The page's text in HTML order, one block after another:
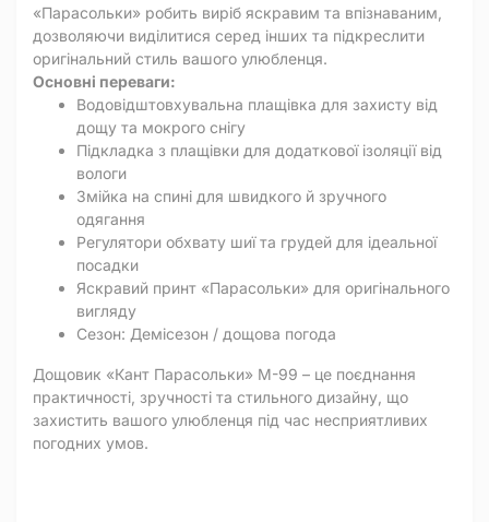
«Парасольки» робить виріб яскравим та впізнаваним,
дозволяючи виділитися серед інших та підкреслити
оригінальний стиль вашого улюбленця.
Основні переваги:
Водовідштовхувальна плащівка для захисту від
дощу та мокрого снігу
Підкладка з плащівки для додаткової ізоляції від
вологи
Змійка на спині для швидкого й зручного
одягання
Регулятори обхвату шиї та грудей для ідеальної
посадки
Яскравий принт «Парасольки» для оригінального
вигляду
Сезон: Демісезон / дощова погода
Дощовик «Кант Парасольки» M-99 – це поєднання
практичності, зручності та стильного дизайну, що
захистить вашого улюбленця під час несприятливих
погодних умов.